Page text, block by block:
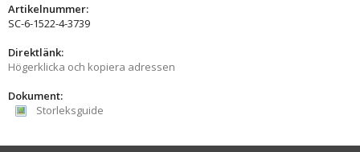
Artikelnummer:
SC-6-1522-4-3739
Direktlänk:
Högerklicka och kopiera adressen
Dokument:
Storleksguide